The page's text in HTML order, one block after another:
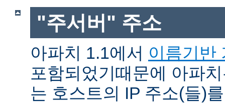
"주서버" 주소
아파치 1.1에서 이름기반
포함되었기때문에 아파
는 호스트의 IP 주소(들)